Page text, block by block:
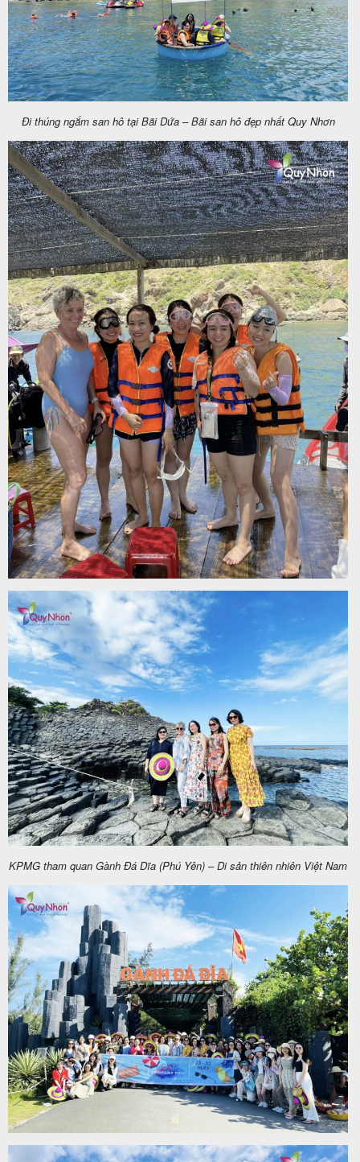
Đi thúng ngắm san hô tại Bãi Dứa – Bãi san hô đẹp nhất Quy Nhơn
KPMG tham quan Gành Đá Dĩa (Phú Yên) – Di sản thiên nhiên Việt Nam